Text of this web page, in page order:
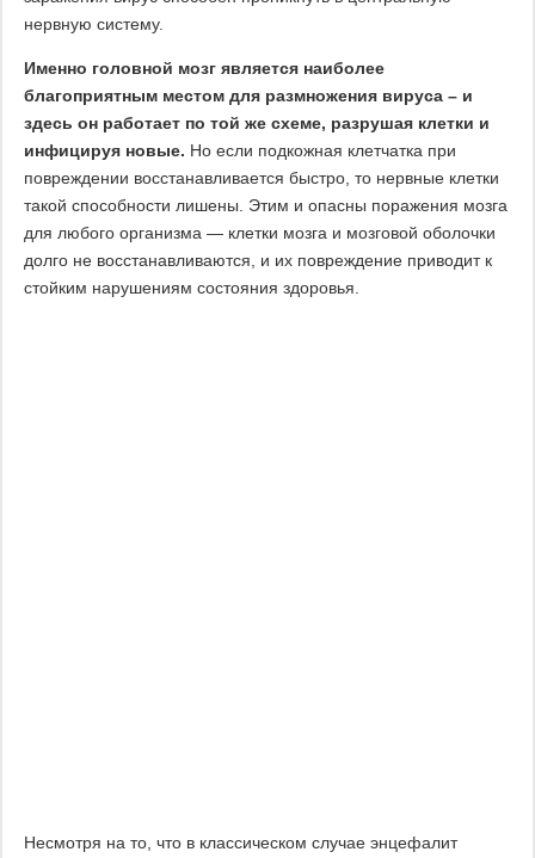
нервную систему.
Именно головной мозг является наиболее
благоприятным местом для размножения вируса – и
здесь он работает по той же схеме, разрушая клетки и
инфицируя новые. Но если подкожная клетчатка при
повреждении восстанавливается быстро, то нервные клетки
такой способности лишены. Этим и опасны поражения мозга
для любого организма — клетки мозга и мозговой оболочки
долго не восстанавливаются, и их повреждение приводит к
стойким нарушениям состояния здоровья.
Несмотря на то, что в классическом случае энцефалит